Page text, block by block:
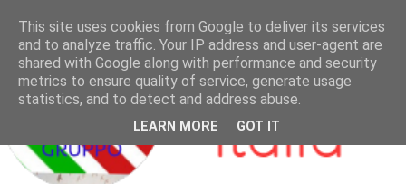
This site uses cookies from Google to deliver its services
and to analyze traffic. Your IP address and user-agent are
shared with Google along with performance and security
metrics to ensure quality of service, generate usage
statistics, and to detect and address abuse.
LEARN MORE GOT IT